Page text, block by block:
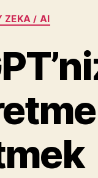
Kategoriler
ZEKA / AI